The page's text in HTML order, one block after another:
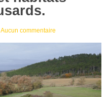
Aucun commentaire